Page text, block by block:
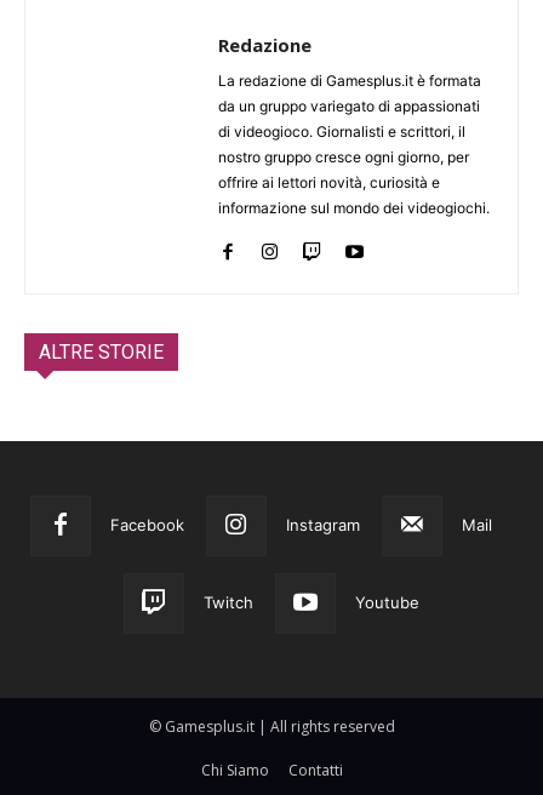
Redazione
La redazione di Gamesplus.it è formata
da un gruppo variegato di appassionati
di videogioco. Giornalisti e scrittori, il
nostro gruppo cresce ogni giorno, per
offrire ai lettori novità, curiosità e
informazione sul mondo dei videogiochi.
ALTRE STORIE
Facebook Instagram Mail
Twitch Youtube
© Gamesplus.it | All rights reserved
Chi Siamo Contatti